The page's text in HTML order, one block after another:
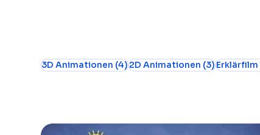
3D Animationen (4)4 Beiträge
2D Animationen (3)3 Beiträge
Erklärfilm